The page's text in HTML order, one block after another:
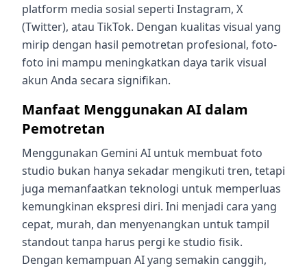
platform media sosial seperti Instagram, X
(Twitter), atau TikTok. Dengan kualitas visual yang
mirip dengan hasil pemotretan profesional, foto-
foto ini mampu meningkatkan daya tarik visual
akun Anda secara signifikan.
Manfaat Menggunakan AI dalam
Pemotretan
Menggunakan Gemini AI untuk membuat foto
studio bukan hanya sekadar mengikuti tren, tetapi
juga memanfaatkan teknologi untuk memperluas
kemungkinan ekspresi diri. Ini menjadi cara yang
cepat, murah, dan menyenangkan untuk tampil
standout tanpa harus pergi ke studio fisik.
Dengan kemampuan AI yang semakin canggih,